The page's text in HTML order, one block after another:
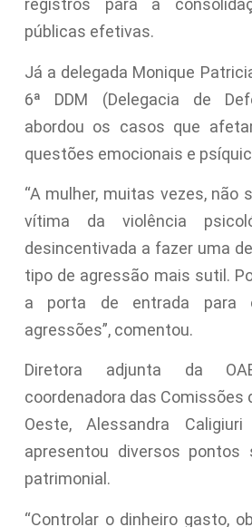
registros para a
públicas efetivas.
Já a delegada Monique
6ª DDM (Delegacia de
abordou os casos que
questões emocionais e
“A mulher, muitas vezes, não
vítima da violência
desincentivada a fazer uma
tipo de agressão mais sutil.
a porta de entrada para
agressões”, comentou.
Diretora adjunta da
coordenadora das Comissões
Oeste, Alessandra
apresentou diversos pontos
patrimonial.
“Controlar o dinheiro gasto,